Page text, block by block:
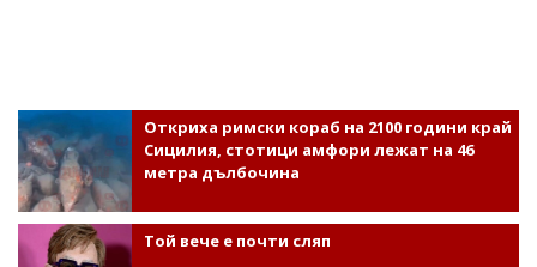
Откриха римски кораб на 2100 години край
Сицилия, стотици амфори лежат на 46
метра дълбочина
Той вече е почти сляп